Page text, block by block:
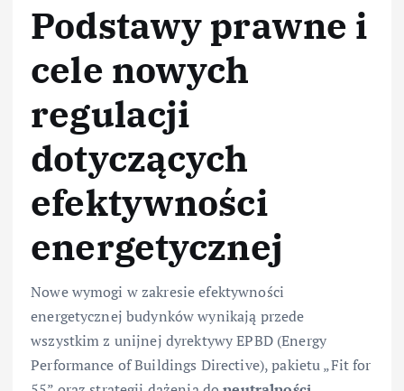
Podstawy prawne i
cele nowych
regulacji
dotyczących
efektywności
energetycznej
Nowe wymogi w zakresie efektywności
energetycznej budynków wynikają przede
wszystkim z unijnej dyrektywy EPBD (Energy
Performance of Buildings Directive), pakietu „Fit for